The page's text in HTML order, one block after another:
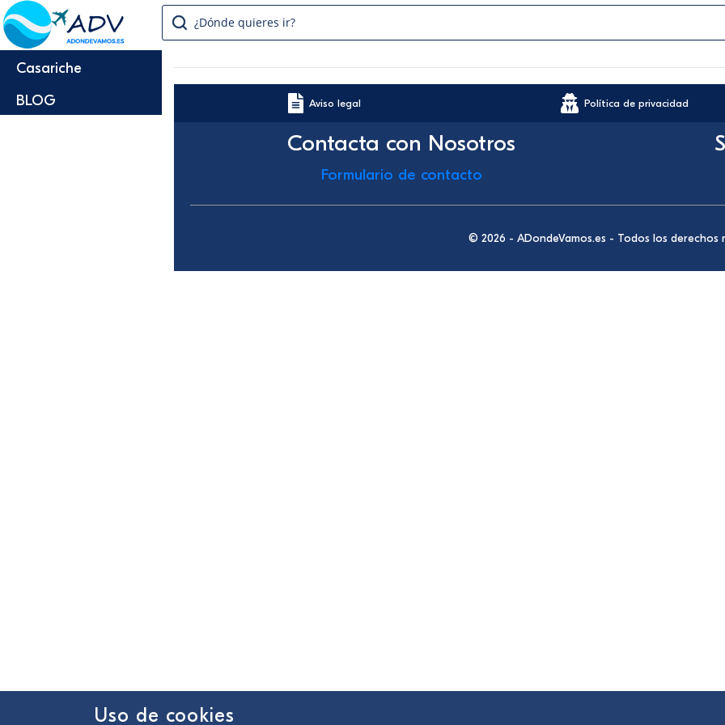
¿Dónde quieres ir?
Casariche
BLOG
Aviso legal Política de privacidad
Contacta con Nosotros
Formulario de contacto
© 2026 - ADondeVamos.es - Todos los derechos
Uso de cookies